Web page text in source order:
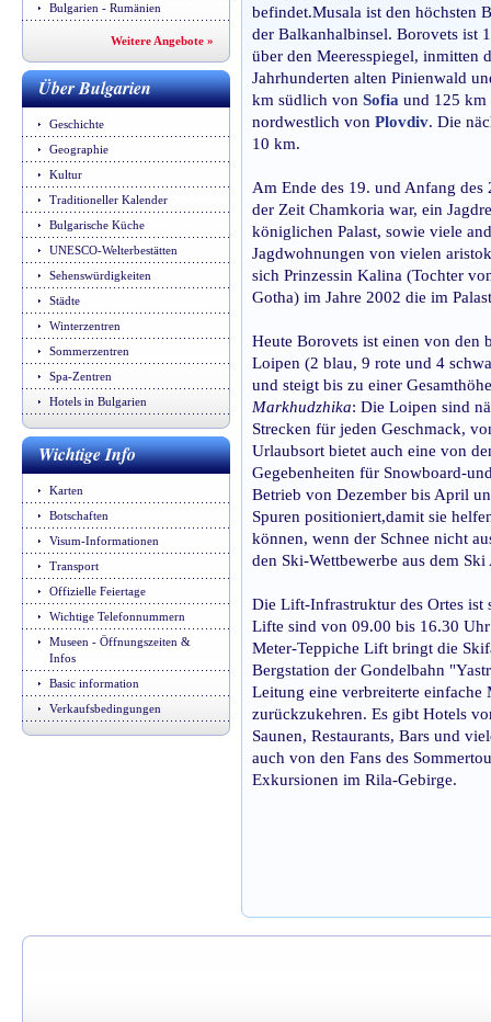
Bulgarien - Rumänien
Weitere Angebote »
Über Bulgarien
Geschichte
Geographie
Kultur
Traditioneller Kalender
Bulgarische Küche
UNESCO-Welterbestätten
Sehenswürdigkeiten
Städte
Winterzentren
Sommerzentren
Spa-Zentren
Hotels in Bulgarien
Wichtige Info
Karten
Botschaften
Visum-Informationen
Transport
Offizielle Feiertage
Wichtige Telefonnummern
Museen - Öffnungszeiten &
Infos
Basic information
Verkaufsbedingungen
befindet.Musala ist den höchsten
der Balkanhalbinsel. Borovets ist
über den Meeresspiegel, inmitten
Jahrhunderten alten Pinienwald
km südlich von Sofia und 125 km
nordwestlich von Plovdiv. Die
10 km.
Am Ende des 19. und Anfang des
der Zeit Chamkoria war, ein
königlichen Palast, sowie viele
Jagdwohnungen von vielen
sich Prinzessin Kalina (Tochter
Gotha) im Jahre 2002 die im
Heute Borovets ist einen von den
Loipen (2 blau, 9 rote und 4
und steigt bis zu einer
Markhudzhika: Die Loipen sind
Strecken für jeden Geschmack,
Urlaubsort bietet auch eine von
Gegebenheiten für Snowboard-
Betrieb von Dezember bis April
Spuren positioniert,damit sie
können, wenn der Schnee nicht
den Ski-Wettbewerbe aus dem
Die Lift-Infrastruktur des Ortes ist
Lifte sind von 09.00 bis 16.30
Meter-Teppiche Lift bringt die
Bergstation der Gondelbahn
Leitung eine verbreiterte
zurückzukehren. Es gibt Hotels
Saunen, Restaurants, Bars und
auch von den Fans des
Exkursionen im Rila-Gebirge.